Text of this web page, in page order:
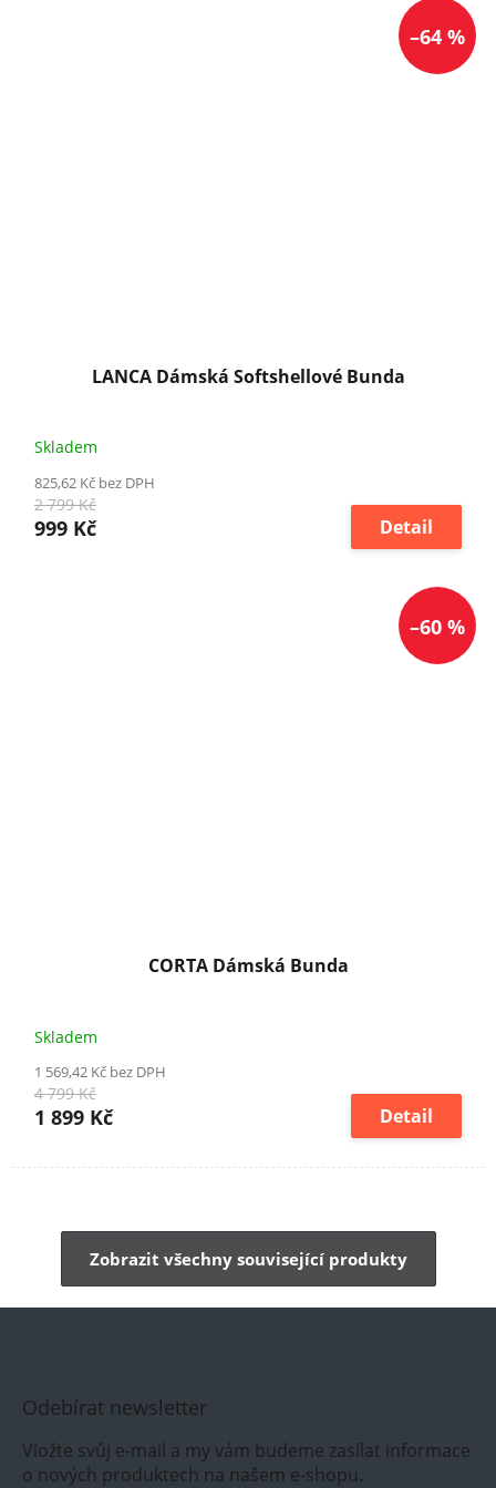
–64 %
LANCA Dámská Softshellové Bunda
Skladem
825,62 Kč bez DPH
2 799 Kč
999 Kč Detail
–60 %
CORTA Dámská Bunda
Skladem
1 569,42 Kč bez DPH
4 799 Kč
1 899 Kč Detail
Zobrazit všechny související produkty
Odebírat newsletter
Vložte svůj e-mail a my vám budeme zasílat informace
o nových produktech na našem e-shopu.